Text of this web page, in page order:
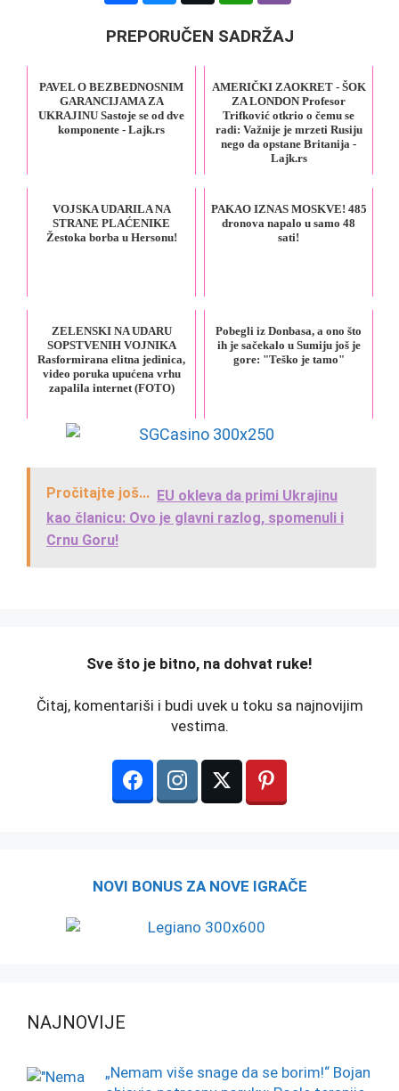
PREPORUČEN SADRŽAJ
PAVEL O BEZBEDNOSNIM
GARANCIJAMA ZA
UKRAJINU Sastoje se od dve
komponente - Lajk.rs
AMERIČKI ZAOKRET - ŠOK
ZA LONDON Profesor
Trifković otkrio o čemu se
radi: Važnije je mrzeti Rusiju
nego da opstane Britanija -
Lajk.rs
VOJSKA UDARILA NA
STRANE PLAĆENIKE
Žestoka borba u Hersonu!
PAKAO IZNAS MOSKVE! 485
dronova napalo u samo 48
sati!
ZELENSKI NA UDARU
SOPSTVENIH VOJNIKA
Rasformirana elitna jedinica,
video poruka upućena vrhu
zapalila internet (FOTO)
Pobegli iz Donbasa, a ono što
ih je sačekalo u Sumiju još je
gore: "Teško je tamo"
Pročitajte još... EU okleva da primi Ukrajinu
kao članicu: Ovo je glavni razlog, spomenuli i
Crnu Goru!
️Sve što je bitno, na dohvat ruke!
Čitaj, komentariši i budi uvek u toku sa najnovijim
vestima.
NOVI BONUS ZA NOVE IGRAČE
NAJNOVIJE
„Nemam više snage da se borim!“ Bojan